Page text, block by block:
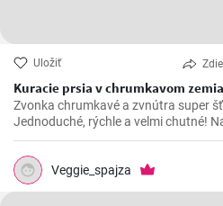
Uložiť
Kuracie prsia v chrumkavom
Zvonka chrumkavé a zvnútra super
Jednoduché, rýchle a velmi chutné!
stvorené 😍
Veggie_spajza